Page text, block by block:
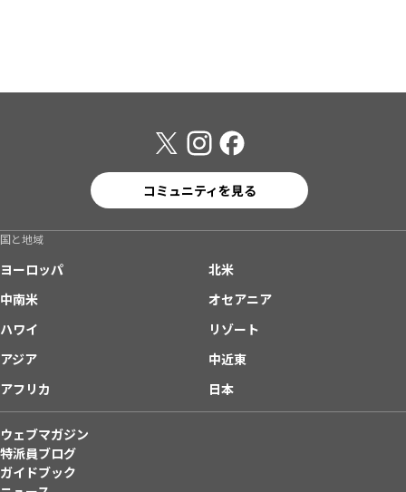
コミュニティを見る
国と地域
ヨーロッパ
北米
中南米
オセアニア
ハワイ
リゾート
アジア
中近東
アフリカ
日本
ウェブマガジン
特派員ブログ
ガイドブック